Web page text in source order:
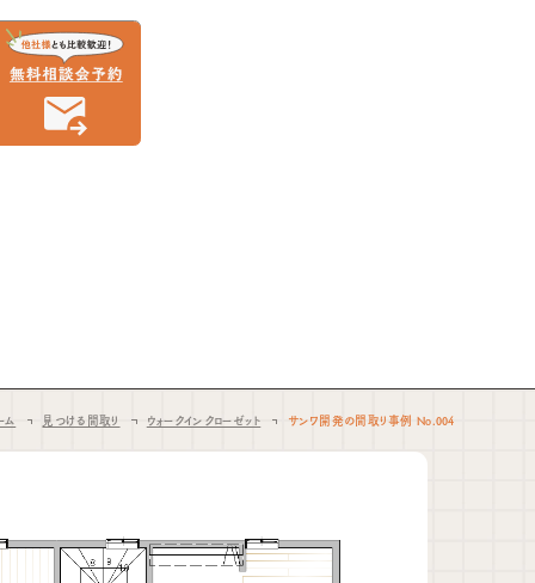
ム 見つける間取り ウォークインクローゼット サンワ開発の間取り事例 No.004